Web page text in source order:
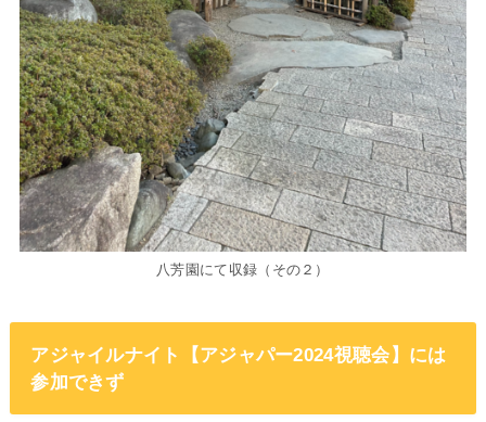
八芳園にて収録（その２）
アジャイルナイト【アジャパー2024視聴会】には
参加できず